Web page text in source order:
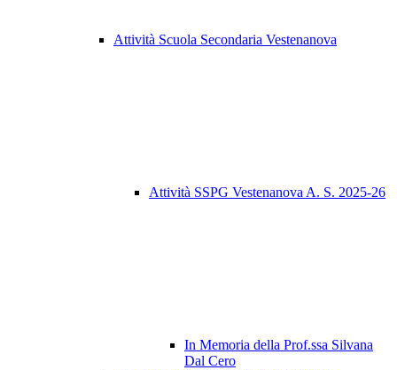
Attività Scuola Secondaria Vestenanova
Attività SSPG Vestenanova A. S. 2025-26
In Memoria della Prof.ssa Silvana
Dal Cero